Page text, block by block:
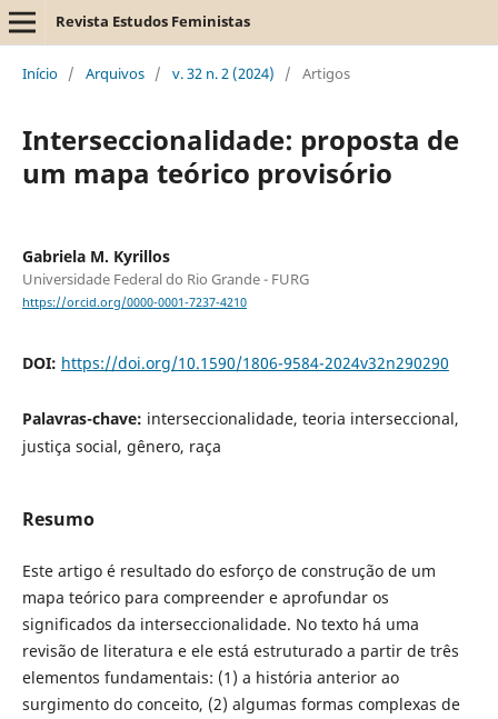
Revista Estudos Feministas
Início / Arquivos / v. 32 n. 2 (2024) / Artigos
Interseccionalidade: proposta de
um mapa teórico provisório
Gabriela M. Kyrillos
Universidade Federal do Rio Grande - FURG
https://orcid.org/0000-0001-7237-4210
DOI: https://doi.org/10.1590/1806-9584-2024v32n290290
Palavras-chave: interseccionalidade, teoria interseccional,
justiça social, gênero, raça
Resumo
Este artigo é resultado do esforço de construção de um
mapa teórico para compreender e aprofundar os
significados da interseccionalidade. No texto há uma
revisão de literatura e ele está estruturado a partir de três
elementos fundamentais: (1) a história anterior ao
surgimento do conceito, (2) algumas formas complexas de